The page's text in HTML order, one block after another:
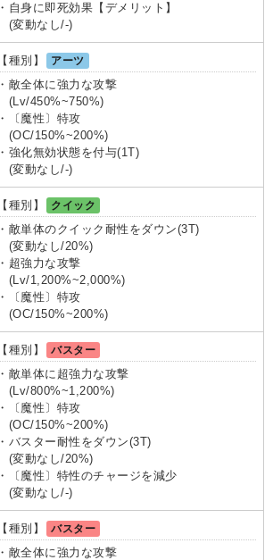
・自身に即死効果【デメリット】
(変動なし/-)
【種別】
アーツ
・敵全体に強力な攻撃
(Lv/450%~750%)
・〔魔性〕特攻
(OC/150%~200%)
・強化無効状態を付与(1T)
(変動なし/-)
【種別】
クイック
・敵単体のクイック耐性をダウン(3T)
(変動なし/20%)
・超強力な攻撃
(Lv/1,200%~2,000%)
・〔魔性〕特攻
(OC/150%~200%)
【種別】
バスター
・敵単体に超強力な攻撃
(Lv/800%~1,200%)
・〔魔性〕特攻
(OC/150%~200%)
・バスター耐性をダウン(3T)
(変動なし/20%)
・〔魔性〕特性のチャージを減少
(変動なし/-)
【種別】
バスター
・敵全体に強力な攻撃